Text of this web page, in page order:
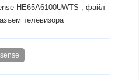
HE65A6100UWTS , файл
телевизора